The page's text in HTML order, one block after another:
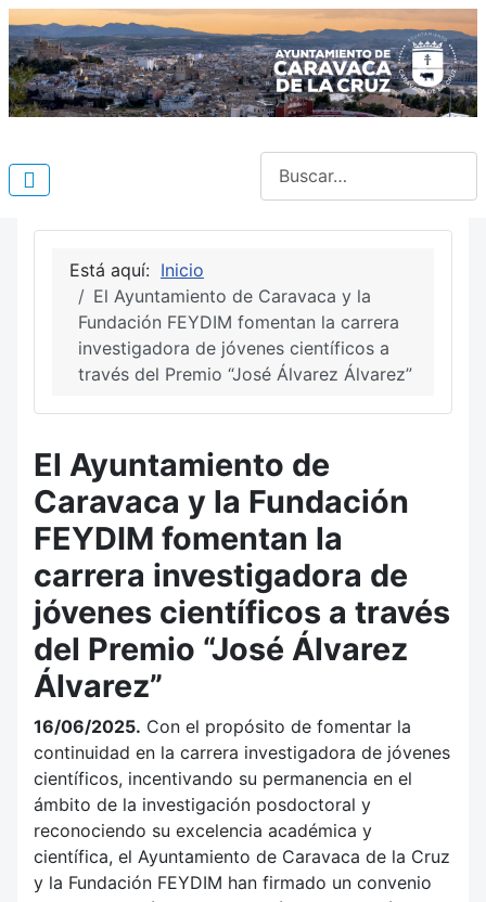
Está aquí: Inicio
El Ayuntamiento de Caravaca y la
Fundación FEYDIM fomentan la carrera
investigadora de jóvenes científicos a
través del Premio “José Álvarez Álvarez”
El Ayuntamiento de
Caravaca y la Fundación
FEYDIM fomentan la
carrera investigadora de
jóvenes científicos a través
del Premio “José Álvarez
Álvarez”
16/06/2025. Con el propósito de fomentar la
continuidad en la carrera investigadora de jóvenes
científicos, incentivando su permanencia en el
ámbito de la investigación posdoctoral y
reconociendo su excelencia académica y
científica, el Ayuntamiento de Caravaca de la Cruz
y la Fundación FEYDIM han firmado un convenio